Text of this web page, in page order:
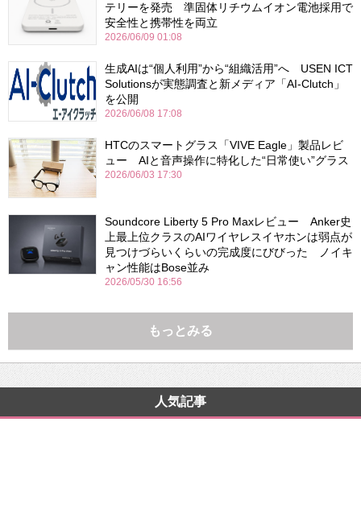
テリーを発売 準固体リチウムイオン電池採用で
安全性と携帯性を両立
2026/06/09 01:08
生成AIは“個人利用”から“組織活用”へ USEN ICT
Solutionsが実態調査と新メディア「AI-Clutch」
を公開
2026/06/08 17:08
HTCのスマートグラス「VIVE Eagle」製品レビ
ュー AIと音声操作に特化した“日常使い”グラス
2026/06/03 17:30
Soundcore Liberty 5 Pro Maxレビュー Anker史
上最上位クラスのAIワイヤレスイヤホンは弱点が
見つけづらいくらいの完成度にびびった ノイキ
ャン性能はBose並み
2026/05/30 16:56
もっとみる
人気記事